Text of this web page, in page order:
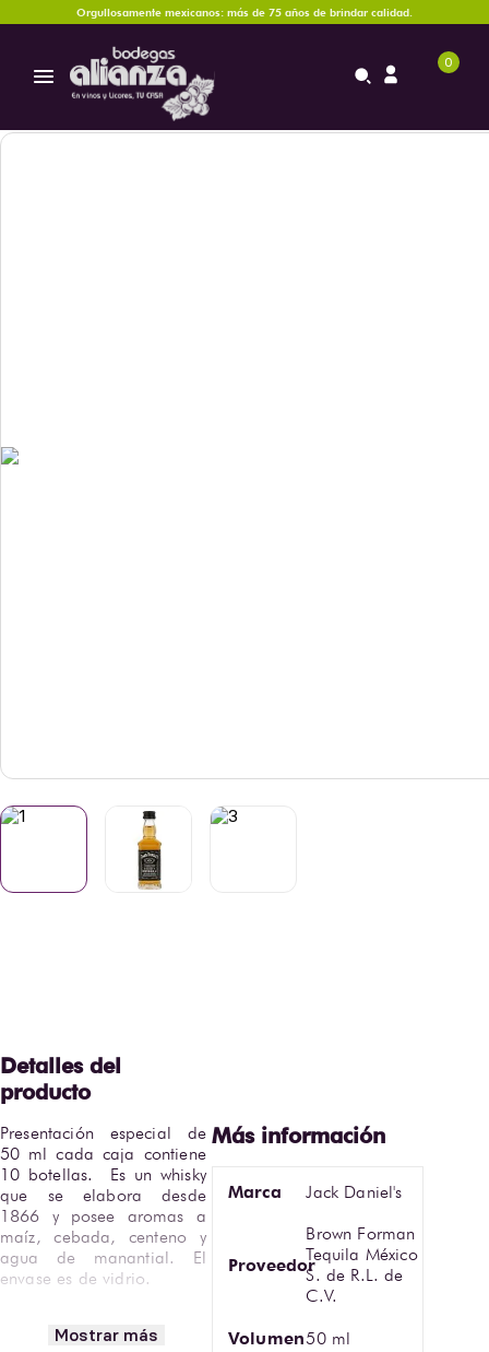
Orgullosamente mexicanos: más de 75 años de brindar calidad.
0
Presentación especial de
50 ml cada caja contiene
10 botellas.  Es un whisky
que se elabora desde
1866 y posee aromas a
maíz, cebada, centeno y
agua de manantial. El
envase es de vidrio.
presentación en Bodegas
Mostrar más
Marca Jack Daniel's
Proveedor
Brown Forman
Tequila México
S. de R.L. de
C.V.
Volumen50 ml